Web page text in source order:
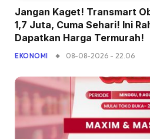
Jangan Kaget! Transmart
1,7 Juta, Cuma Sehari! Ini
Dapatkan Harga Termurah!
EKONOMI 08-08-2026 - 22.06